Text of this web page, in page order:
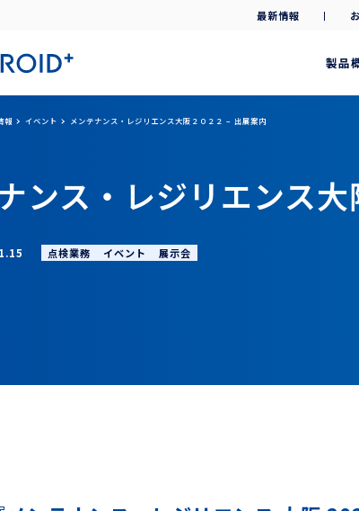
製品
最新情報
報 イベント メンテナンス・レジリエンス大阪２０２２ – 出展案内
ンス・レジリエンス
点検業務 イベント 展示会